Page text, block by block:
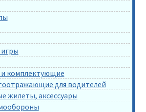
комплектующие
для водителей
жилеты, аксессуары